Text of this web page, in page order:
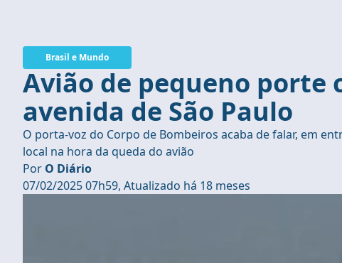
Brasil e Mundo
Avião de pequeno porte
avenida de São Paulo
O porta-voz do Corpo de Bombeiros acaba de falar, em
local na hora da queda do avião
Por O Diário
07/02/2025 07h59, Atualizado há 18 meses